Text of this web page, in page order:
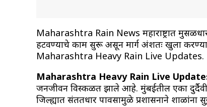
Maharashtra Rain News महाराष्ट्रात
हटवण्याचे काम सुरू असून मार्ग अंशतः खुला
Maharashtra Heavy Rain Live Updates.
Maharashtra Heavy Rain Live
जनजीवन विस्कळीत झाले आहे. मुंबईतील एका
जिल्ह्यात संततधार पावसामुळे प्रशासनाने शाळांना